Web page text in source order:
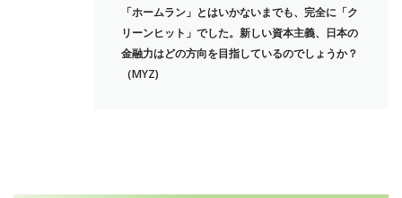
「ホームラン」とはいかないまでも、完全に「ク
リーンヒット」でした。新しい資本主義、日本の
金融力はどの方向を目指しているのでしょうか？
（MYZ)